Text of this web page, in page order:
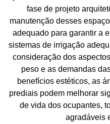
fase de projeto
manutenção desses
adequado para garantir a
sistemas de irrigação
consideração dos
peso e as demandas
benefícios estéticos, as
prediais podem melhorar
de vida dos ocupantes,
agradáveis